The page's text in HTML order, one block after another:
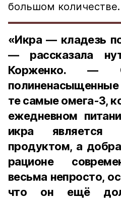
большом количестве.
«Икра — кладезь
— рассказала
Корженко. —
те самые омега-3,
ежедневном
икра является
продуктом, а
рационе
весьма непросто,
что он ещё